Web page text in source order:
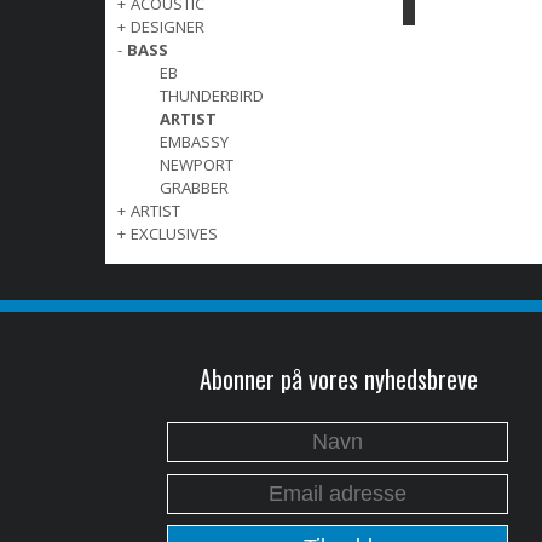
+ DESIGNER
- BASS
EB
THUNDERBIRD
ARTIST
EMBASSY
NEWPORT
GRABBER
+ ARTIST
+ EXCLUSIVES
Abonner på vores nyhedsbreve